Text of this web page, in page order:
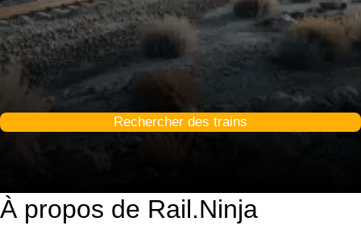
Rechercher des trains
À propos de Rail.Ninja